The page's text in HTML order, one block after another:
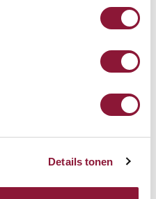
Details tonen